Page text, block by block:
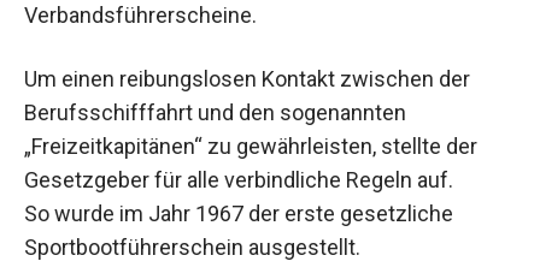
Verbandsführerscheine.
Um einen reibungslosen Kontakt zwischen der
Berufsschifffahrt und den sogenannten
„Freizeitkapitänen“ zu gewährleisten, stellte der
Gesetzgeber für alle verbindliche Regeln auf.
So wurde im Jahr 1967 der erste gesetzliche
Sportbootführerschein ausgestellt.